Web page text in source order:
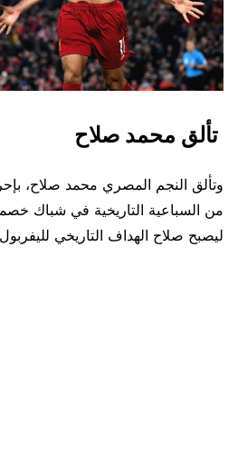
تألق محمد صلاح
وتألق النجم المصري محمد صلاح،
من السباعية التاريخية في شباك خصمه
ليصبح صلاح الهداف التاريخي لليفربول بـ 129